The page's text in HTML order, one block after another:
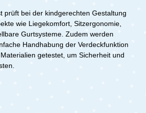
prüft bei der kindgerechten Gestaltung
wie Liegekomfort, Sitzergonomie,
Gurtsysteme. Zudem werden
Handhabung der Verdeckfunktion
getestet, um Sicherheit und